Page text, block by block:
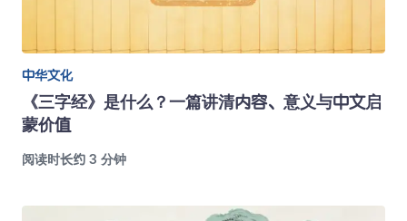
中华文化
《三字经》是什么？一篇讲清内容、意义与中文启
蒙价值
阅读时长约 3 分钟